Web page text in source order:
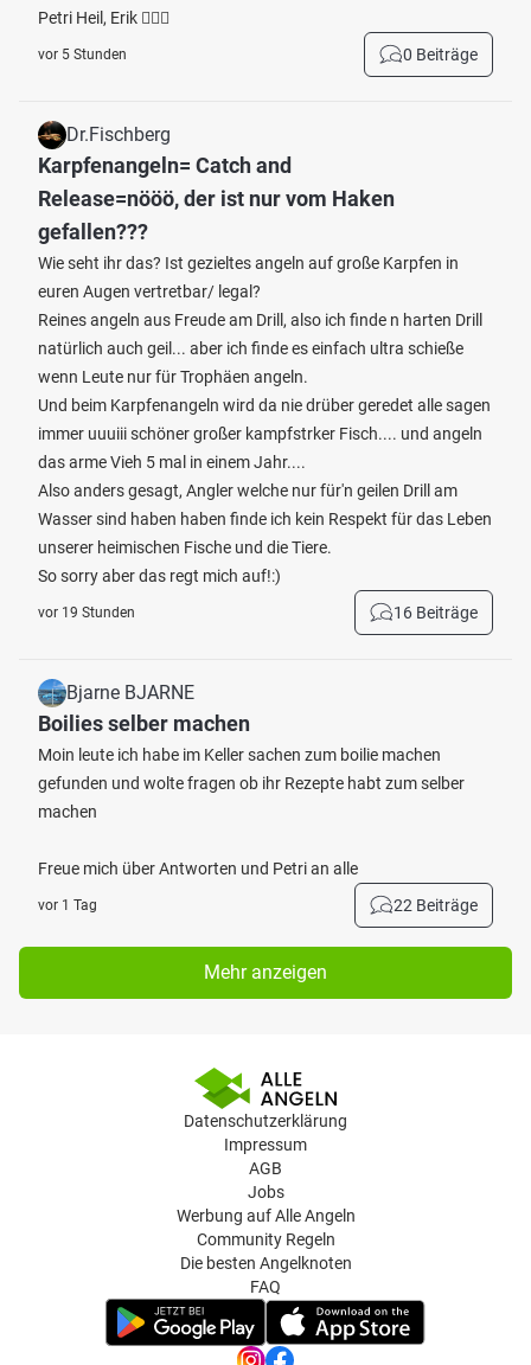
Petri Heil, Erik 🙋🏻‍♂️
vor 5 Stunden 0 Beiträge
Dr.Fischberg
Karpfenangeln= Catch and
Release=nööö, der ist nur vom Haken
gefallen???
Wie seht ihr das? Ist gezieltes angeln auf große Karpfen in
euren Augen vertretbar/ legal?
Reines angeln aus Freude am Drill, also ich finde n harten Drill
natürlich auch geil... aber ich finde es einfach ultra schieße
wenn Leute nur für Trophäen angeln.
Und beim Karpfenangeln wird da nie drüber geredet alle sagen
immer uuuiii schöner großer kampfstrker Fisch.... und angeln
das arme Vieh 5 mal in einem Jahr....
Also anders gesagt, Angler welche nur für'n geilen Drill am
Wasser sind haben haben finde ich kein Respekt für das Leben
unserer heimischen Fische und die Tiere.
So sorry aber das regt mich auf!:)
vor 19 Stunden 16 Beiträge
Bjarne BJARNE
Boilies selber machen
Moin leute ich habe im Keller sachen zum boilie machen
gefunden und wolte fragen ob ihr Rezepte habt zum selber
machen
Freue mich über Antworten und Petri an alle
vor 1 Tag 22 Beiträge
Mehr anzeigen
Datenschutzerklärung
Impressum
AGB
Jobs
Werbung auf Alle Angeln
Community Regeln
Die besten Angelknoten
FAQ